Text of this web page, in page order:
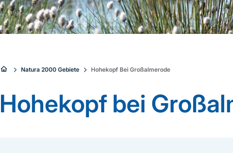
Sie
sind
hier:
Natura 2000 Gebiete Hohekopf Bei Großalmerode
Hohekopf bei